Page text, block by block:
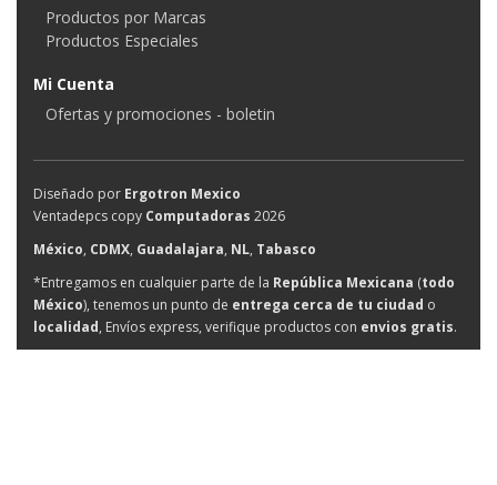
Productos por Marcas
Productos Especiales
Mi Cuenta
Ofertas y promociones - boletin
Diseñado por Ergotron Mexico
Ventadepcs copy Computadoras 2026
México, CDMX, Guadalajara, NL, Tabasco
*Entregamos en cualquier parte de la República Mexicana (todo
México), tenemos un punto de entrega cerca de tu ciudad o
localidad, Envíos express, verifique productos con envios gratis.